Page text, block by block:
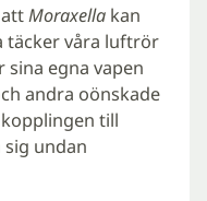
Moraxellakan
täcker våra luftrör
sina egna vapen
andra oönskade
till
sig undan